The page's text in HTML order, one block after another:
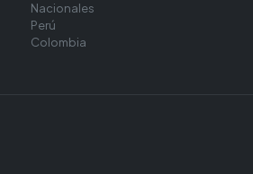
Nacionales
Perú
Colombia